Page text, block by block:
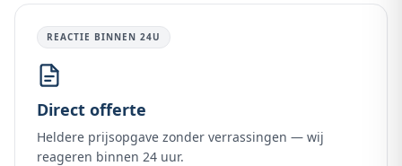
REACTIE BINNEN 24U
Direct offerte
Heldere prijsopgave zonder verrassingen — wij
reageren binnen 24 uur.